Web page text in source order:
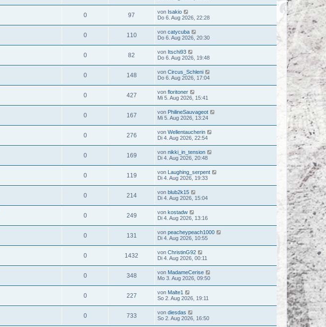
0 97 von Isakio
Do 6. Aug 2026, 22:28
0 110 von catycuba
Do 6. Aug 2026, 20:30
0 82 von Itschi93
Do 6. Aug 2026, 19:48
0 148 von Circus_Schleni
Do 6. Aug 2026, 17:04
0 427 von floritoner
Mi 5. Aug 2026, 15:41
0 167 von PhilineSauvageot
Mi 5. Aug 2026, 13:24
0 276 von Wellentaucherin
Di 4. Aug 2026, 22:54
0 169 von nikki_in_tension
Di 4. Aug 2026, 20:48
0 119 von Laughing_serpent
Di 4. Aug 2026, 19:33
0 214 von blub2k15
Di 4. Aug 2026, 15:04
0 249 von kostadw
Di 4. Aug 2026, 13:16
0 131 von peacheypeach1000
Di 4. Aug 2026, 10:55
0 1432 von ChristinG92
Di 4. Aug 2026, 00:11
0 348 von MadameCerise
Mo 3. Aug 2026, 09:50
0 227 von Malte1
So 2. Aug 2026, 19:11
0 733 von diesdas
So 2. Aug 2026, 16:50